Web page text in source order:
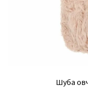
Шуба